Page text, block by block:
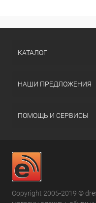
КАТАЛОГ
НАШИ ПРЕДЛОЖЕНИЯ
ПОМОЩЬ И СЕРВИСЫ
Copyright 2005-2019 ©